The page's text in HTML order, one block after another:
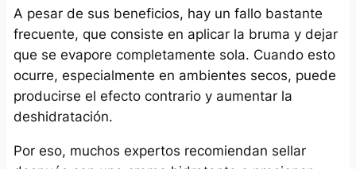
A pesar de sus beneficios, hay un fallo bastante
frecuente, que consiste en aplicar la bruma y dejar
que se evapore completamente sola. Cuando esto
ocurre, especialmente en ambientes secos, puede
producirse el efecto contrario y aumentar la
deshidratación.
Por eso, muchos expertos recomiendan sellar